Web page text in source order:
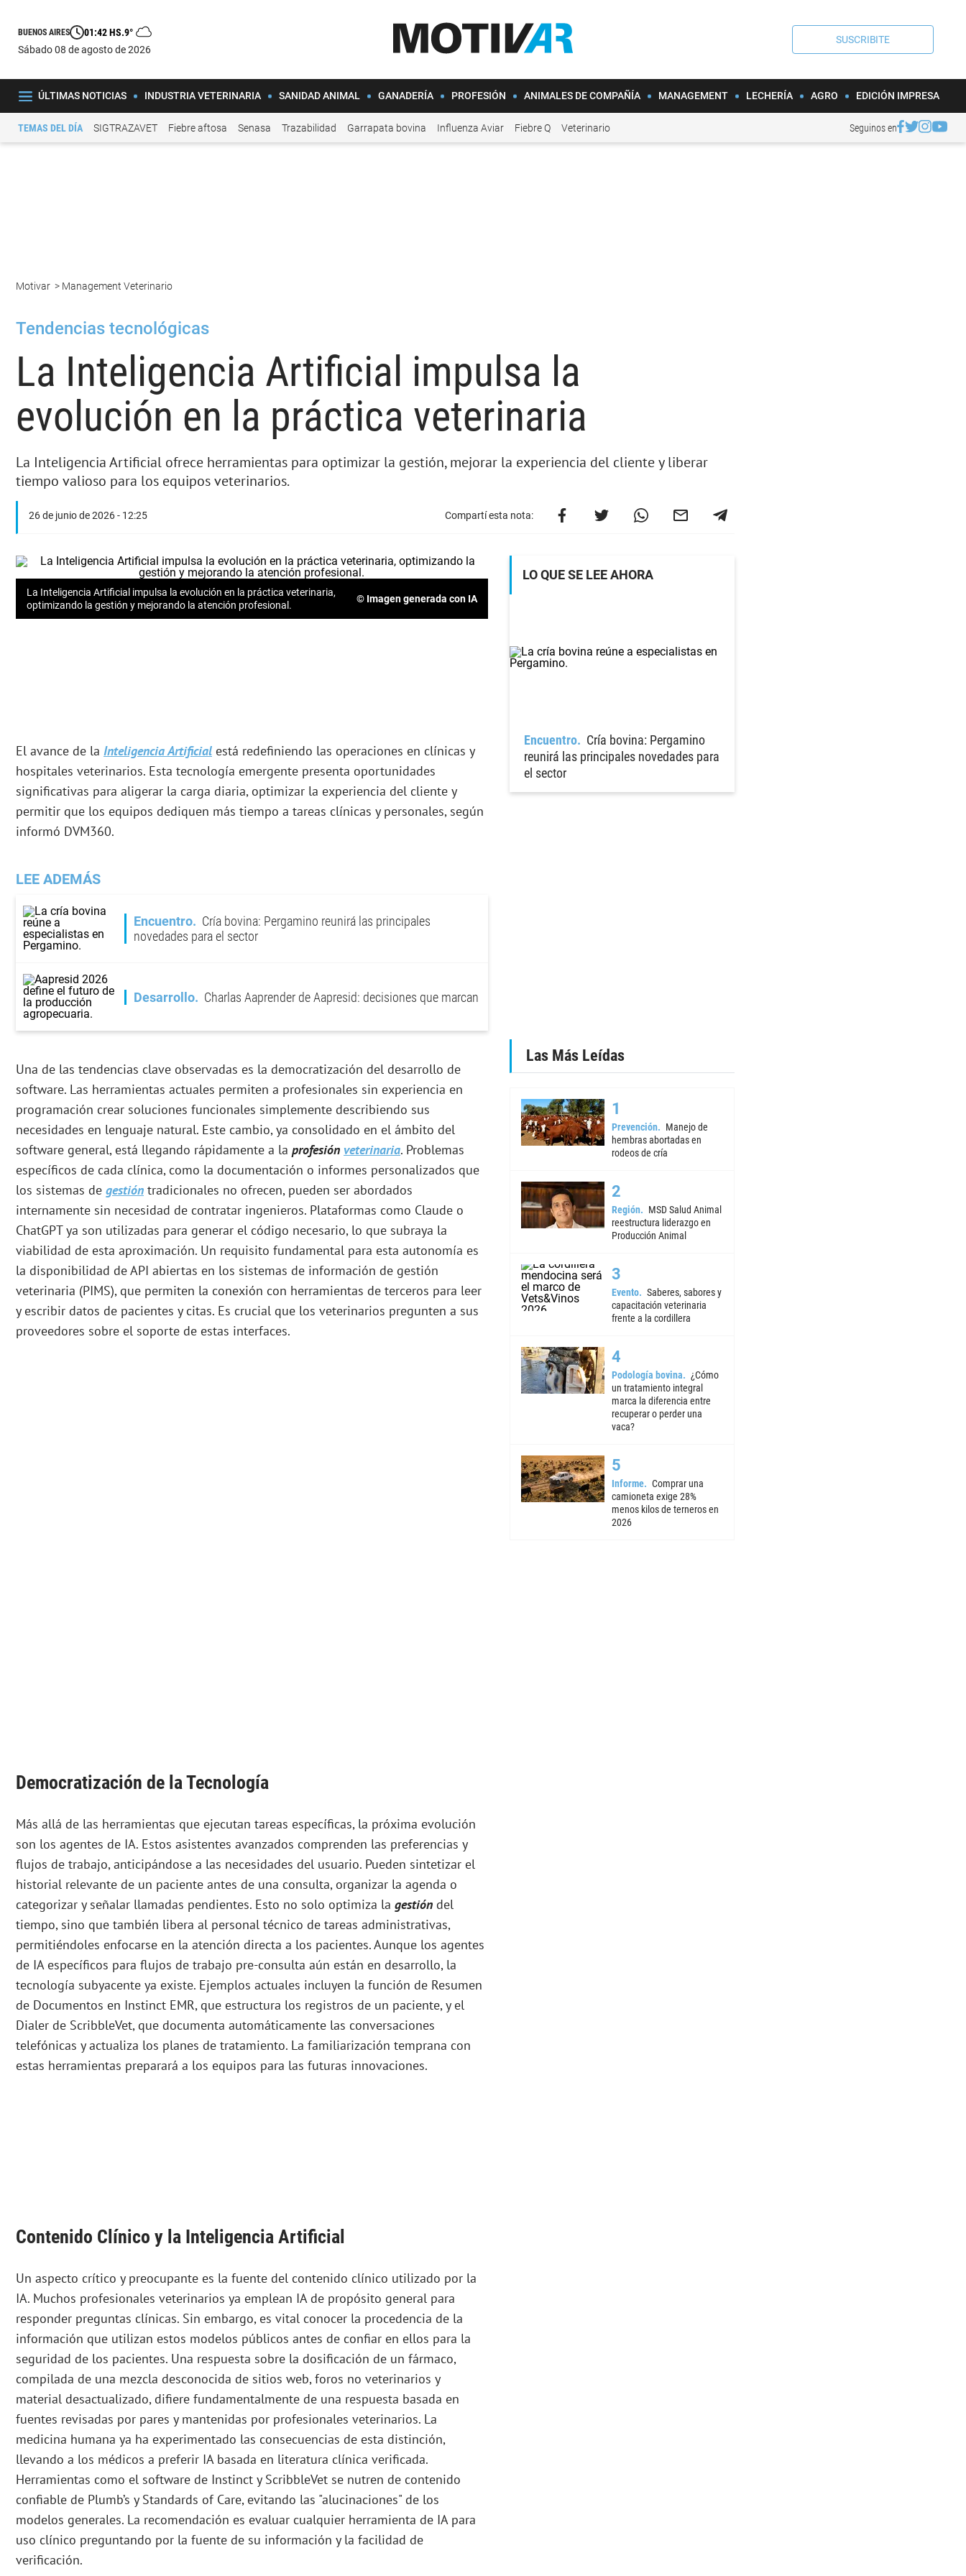
BUENOS AIRES 01:42 HS.9°
sábado 08 de agosto de 2026
SUSCRIBITE
ÚLTIMAS NOTICIAS INDUSTRIA VETERINARIA SANIDAD ANIMAL GANADERÍA PROFESIÓN ANIMALES DE COMPAÑÍA MANAGEMENT LECHERÍA AGRO EDICIÓN IMPRESA
TEMAS DEL DÍA SIGTRAZAVET Fiebre aftosa Senasa Trazabilidad Garrapata bovina Influenza Aviar Fiebre Q Veterinario Seguinos en
Motivar > Management Veterinario
Tendencias tecnológicas
La Inteligencia Artificial impulsa la
evolución en la práctica veterinaria
La Inteligencia Artificial ofrece herramientas para optimizar la gestión, mejorar la experiencia del cliente y liberar
tiempo valioso para los equipos veterinarios.
26 de junio de 2026 - 12:25 Compartí esta nota:
La Inteligencia Artificial impulsa la evolución en la práctica veterinaria,
optimizando la gestión y mejorando la atención profesional.
© Imagen generada con IA
El avance de la Inteligencia Artificial está redefiniendo las operaciones en clínicas y
hospitales veterinarios. Esta tecnología emergente presenta oportunidades
significativas para aligerar la carga diaria, optimizar la experiencia del cliente y
permitir que los equipos dediquen más tiempo a tareas clínicas y personales, según
informó DVM360.
LEE ADEMÁS
Encuentro
Cría bovina: Pergamino reunirá las principales
novedades para el sector
Desarrollo Charlas Aaprender de Aapresid: decisiones que marcan
Una de las tendencias clave observadas es la democratización del desarrollo de
software. Las herramientas actuales permiten a profesionales sin experiencia en
programación crear soluciones funcionales simplemente describiendo sus
necesidades en lenguaje natural. Este cambio, ya consolidado en el ámbito del
software general, está llegando rápidamente a la profesión veterinaria. Problemas
específicos de cada clínica, como la documentación o informes personalizados que
los sistemas de gestión tradicionales no ofrecen, pueden ser abordados
internamente sin necesidad de contratar ingenieros. Plataformas como Claude o
ChatGPT ya son utilizadas para generar el código necesario, lo que subraya la
viabilidad de esta aproximación. Un requisito fundamental para esta autonomía es
la disponibilidad de API abiertas en los sistemas de información de gestión
veterinaria (PIMS), que permiten la conexión con herramientas de terceros para leer
y escribir datos de pacientes y citas. Es crucial que los veterinarios pregunten a sus
proveedores sobre el soporte de estas interfaces.
Democratización de la Tecnología
Más allá de las herramientas que ejecutan tareas específicas, la próxima evolución
son los agentes de IA. Estos asistentes avanzados comprenden las preferencias y
flujos de trabajo, anticipándose a las necesidades del usuario. Pueden sintetizar el
historial relevante de un paciente antes de una consulta, organizar la agenda o
categorizar y señalar llamadas pendientes. Esto no solo optimiza la gestión del
tiempo, sino que también libera al personal técnico de tareas administrativas,
permitiéndoles enfocarse en la atención directa a los pacientes. Aunque los agentes
de IA específicos para flujos de trabajo pre-consulta aún están en desarrollo, la
tecnología subyacente ya existe. Ejemplos actuales incluyen la función de Resumen
de Documentos en Instinct EMR, que estructura los registros de un paciente, y el
Dialer de ScribbleVet, que documenta automáticamente las conversaciones
telefónicas y actualiza los planes de tratamiento. La familiarización temprana con
estas herramientas preparará a los equipos para las futuras innovaciones.
Contenido Clínico y la Inteligencia Artificial
Un aspecto crítico y preocupante es la fuente del contenido clínico utilizado por la
IA. Muchos profesionales veterinarios ya emplean IA de propósito general para
responder preguntas clínicas. Sin embargo, es vital conocer la procedencia de la
información que utilizan estos modelos públicos antes de confiar en ellos para la
seguridad de los pacientes. Una respuesta sobre la dosificación de un fármaco,
compilada de una mezcla desconocida de sitios web, foros no veterinarios y
material desactualizado, difiere fundamentalmente de una respuesta basada en
fuentes revisadas por pares y mantenidas por profesionales veterinarios. La
medicina humana ya ha experimentado las consecuencias de esta distinción,
llevando a los médicos a preferir IA basada en literatura clínica verificada.
Herramientas como el software de Instinct y ScribbleVet se nutren de contenido
confiable de Plumb’s y Standards of Care, evitando las "alucinaciones" de los
modelos generales. La recomendación es evaluar cualquier herramienta de IA para
uso clínico preguntando por la fuente de su información y la facilidad de
verificación.
LO QUE SE LEE AHORA
Encuentro
Cría bovina: Pergamino
reunirá las principales novedades para
el sector
Las Más Leídas
Prevención
Manejo de
hembras abortadas en
rodeos de cría
Región
MSD Salud Animal
reestructura liderazgo en
Producción Animal
Evento
Saberes, sabores y
capacitación veterinaria
frente a la cordillera
Podología bovina
¿Cómo
un tratamiento integral
marca la diferencia entre
recuperar o perder una
vaca?
Informe
Comprar una
camioneta exige 28%
menos kilos de terneros en
2026